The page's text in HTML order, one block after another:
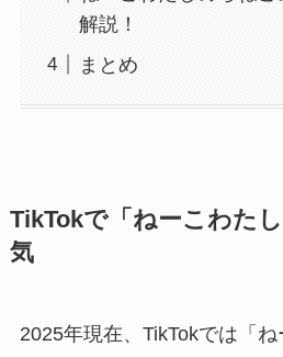
解説！
まとめ
TikTokで「ねーこわた
気
2025年現在、TikTokでは「